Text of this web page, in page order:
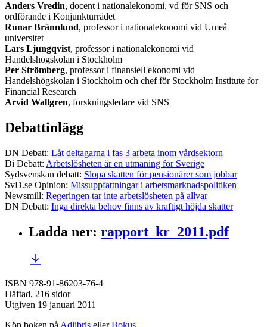
Anders Vredin, docent i nationalekonomi, vd för SNS och
ordförande i Konjunkturrådet
Runar Brännlund, professor i nationalekonomi vid Umeå
universitet
Lars Ljungqvist, professor i nationalekonomi vid
Handelshögskolan i Stockholm
Per Strömberg, professor i finansiell ekonomi vid
Handelshögskolan i Stockholm och chef för Stockholm Institute for
Financial Research
Arvid Wallgren, forskningsledare vid SNS
Debattinlägg
DN Debatt: Låt deltagarna i fas 3 arbeta inom vårdsektorn
Di Debatt: Arbetslösheten är en utmaning för Sverige
Sydsvenskan debatt: Slopa skatten för pensionärer som jobbar
SvD.se Opinion: Missuppfattningar i arbetsmarknadspolitiken
Newsmill: Regeringen tar inte arbetslösheten på allvar
DN Debatt: Inga direkta behov finns av kraftigt höjda skatter
Ladda ner: rapport_kr_2011.pdf
ISBN 978-91-86203-76-4
Häftad, 216 sidor
Utgiven 19 januari 2011
Köp boken på Adlibris ellerBokus